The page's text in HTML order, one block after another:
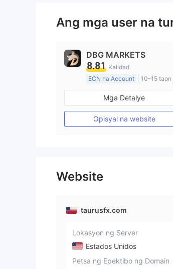
8
9
Ang mga user na
DBG MARKETS
8.81 Kalidad
ECN na Account
10-15 taon
Kinokontrol sa Australia
Paggawa ng Market (MM)
Pangunahing label na MT4
Mga Detalye
Opisyal na website
Website
taurusfx.com
Lokasyon ng Server
Estados Unidos
Petsa ng Epektibo ng Domain